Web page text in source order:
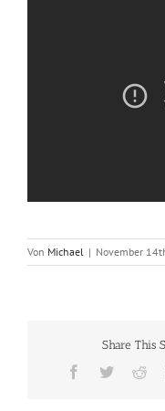
Von Michael | November
Share This
Facebook
Twitter